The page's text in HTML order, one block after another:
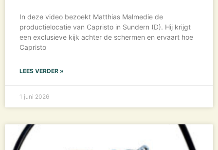
In deze video bezoekt Matthias Malmedie de
productielocatie van Capristo in Sundern (D). Hij krijgt
een exclusieve kijk achter de schermen en ervaart hoe
Capristo
LEES VERDER »
1 juni 2026